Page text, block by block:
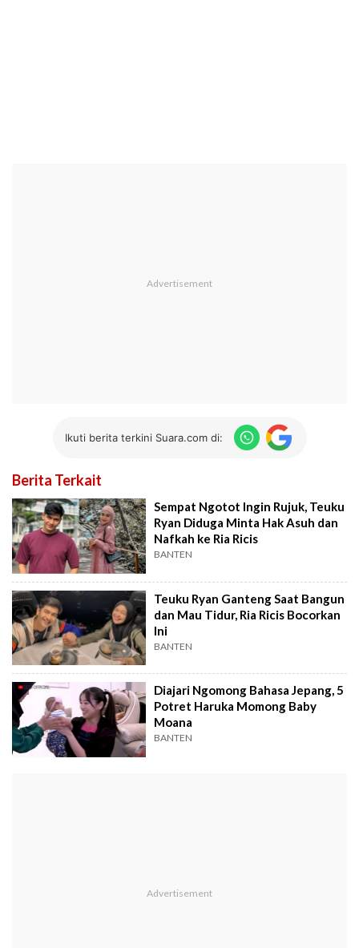
Ikuti berita terkini Suara.com di:
Berita Terkait
Sempat Ngotot Ingin Rujuk, Teuku
Ryan Diduga Minta Hak Asuh dan
Nafkah ke Ria Ricis
BANTEN
Teuku Ryan Ganteng Saat Bangun
dan Mau Tidur, Ria Ricis Bocorkan
Ini
BANTEN
Diajari Ngomong Bahasa Jepang, 5
Potret Haruka Momong Baby
Moana
BANTEN